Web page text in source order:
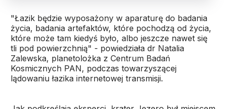
"Łazik będzie wyposażony w aparaturę do badania
życia, badania artefaktów, które pochodzą od życia,
które może tam kiedyś było, albo jeszcze nawet się
tli pod powierzchnią" - powiedziała dr Natalia
Zalewska, planetolożka z Centrum Badań
Kosmicznych PAN, podczas towarzyszącej
lądowaniu łazika internetowej transmisji.